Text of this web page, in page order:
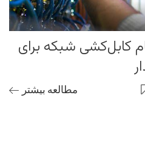
کابل‌کشی شبکه برای
مطالعه بیشتر